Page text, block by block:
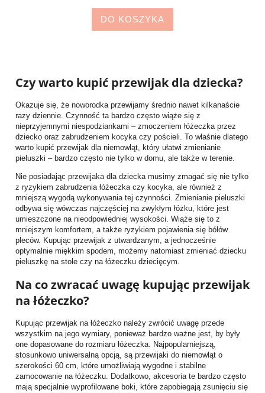
DO KOSZYKA
Czy warto kupić przewijak dla dziecka?
Okazuje się, że noworodka przewijamy średnio nawet kilkanaście
razy dziennie. Czynność ta bardzo często wiąże się z
nieprzyjemnymi niespodziankami – zmoczeniem łóżeczka przez
dziecko oraz zabrudzeniem kocyka czy pościeli. To właśnie dlatego
warto kupić przewijak dla niemowląt, który ułatwi zmienianie
pieluszki – bardzo często nie tylko w domu, ale także w terenie.
Nie posiadając przewijaka dla dziecka musimy zmagać się nie tylko
z ryzykiem zabrudzenia łóżeczka czy kocyka, ale również z
mniejszą wygodą wykonywania tej czynności. Zmienianie pieluszki
odbywa się wówczas najczęściej na zwykłym łóżku, które jest
umieszczone na nieodpowiedniej wysokości. Wiąże się to z
mniejszym komfortem, a także ryzykiem pojawienia się bólów
pleców. Kupując przewijak z utwardzanym, a jednocześnie
optymalnie miękkim spodem, możemy natomiast zmieniać dziecku
pieluszkę na stole czy na łóżeczku dziecięcym.
Na co zwracać uwagę kupując przewijak
na łóżeczko?
Kupując przewijak na łóżeczko należy zwrócić uwagę przede
wszystkim na jego wymiary, ponieważ bardzo ważne jest, by były
one dopasowane do rozmiaru łóżeczka. Najpopularniejszą,
stosunkowo uniwersalną opcją, są przewijaki do niemowląt o
szerokości 60 cm, które umożliwiają wygodne i stabilne
zamocowanie na łóżeczku. Dodatkowo, akcesoria te bardzo często
mają specjalnie wyprofilowane boki, które zapobiegają zsunięciu się